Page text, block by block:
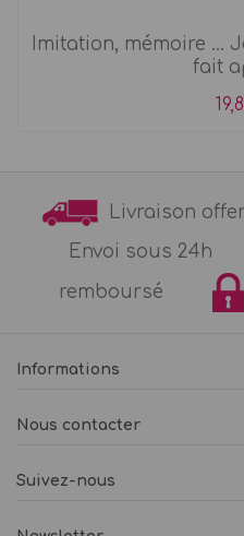
Imitation, mémoire ...
fait
Livraison
Envoi sous
remboursé
Informations
Nous contacter
Suivez-nous